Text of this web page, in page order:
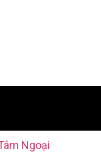
Ngoại